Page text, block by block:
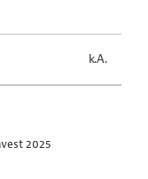
k.A.
2025